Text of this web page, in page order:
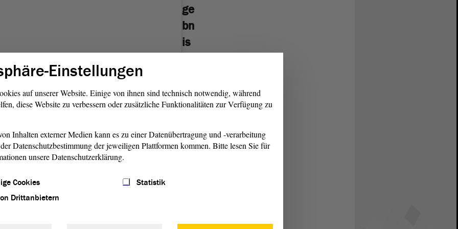
diesen Beitrag auf Instagram an
ge
bn
is
der
n
Die
ele
Einstellungen
auf unserer Website. Einige von ihnen sind technisch notwendig, während
diese Website zu verbessern oder zusätzliche Funktionalitäten zur Verfügung zu
Inhalten externer Medien kann es zu einer Datenübertragung und -verarbeitung
Datenschutzbestimmung der jeweiligen Plattformen kommen. Bitte lesen Sie für
unsere Datenschutzerklärung.
Cookies
Statistik
Drittanbietern